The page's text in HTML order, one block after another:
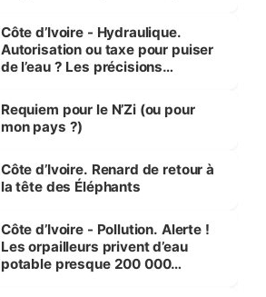
Côte d’Ivoire - Hydraulique.
Autorisation ou taxe pour puiser
de l’eau ? Les précisions
Requiem pour le N’Zi (ou pour
mon pays ?)
Côte d’Ivoire. Renard de retour à
la tête des Éléphants
Côte d’Ivoire - Pollution. Alerte !
Les orpailleurs privent d’eau
potable presque 200 000